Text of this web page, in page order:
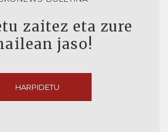
zaitez eta zure
jaso!
HARPIDETU